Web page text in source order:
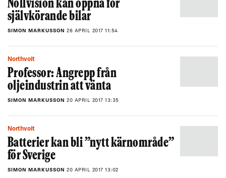
Nollvision kan öppna för
självkörande bilar
SIMON MARKUSSON 26 APRIL 2017 11:54
Northvolt
Professor: Angrepp från
oljeindustrin att vänta
SIMON MARKUSSON 20 APRIL 2017 13:35
Northvolt
Batterier kan bli ”nytt kärnområde”
för Sverige
SIMON MARKUSSON 20 APRIL 2017 13:02